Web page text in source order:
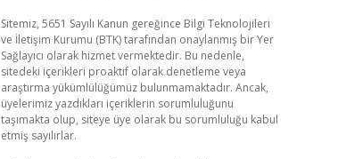
Sitemiz, 5651 Sayılı Kanun gereğince Bilgi Teknolojileri
ve İletişim Kurumu (BTK) tarafından onaylanmış bir Yer
Sağlayıcı olarak hizmet vermektedir. Bu nedenle,
sitedeki içerikleri proaktif olarak denetleme veya
araştırma yükümlülüğümüz bulunmamaktadır. Ancak,
üyelerimiz yazdıkları içeriklerin sorumluluğunu
taşımakta olup, siteye üye olarak bu sorumluluğu kabul
etmiş sayılırlar.